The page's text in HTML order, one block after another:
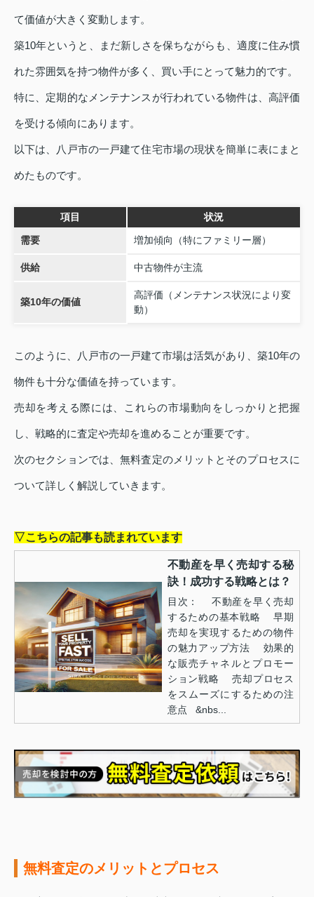
て価値が大きく変動します。
築10年というと、まだ新しさを保ちながらも、適度に住み慣
れた雰囲気を持つ物件が多く、買い手にとって魅力的です。
特に、定期的なメンテナンスが行われている物件は、高評価
を受ける傾向にあります。
以下は、八戸市の一戸建て住宅市場の現状を簡単に表にまと
めたものです。
項目 状況
需要 増加傾向（特にファミリー層）
供給 中古物件が主流
築10年の価値
高評価（メンテナンス状況により変
動）
このように、八戸市の一戸建て市場は活気があり、築10年の
物件も十分な価値を持っています。
売却を考える際には、これらの市場動向をしっかりと把握
し、戦略的に査定や売却を進めることが重要です。
次のセクションでは、無料査定のメリットとそのプロセスに
ついて詳しく解説していきます。
▽こちらの記事も読まれています
不動産を早く売却する秘
訣！成功する戦略とは？
目次： 不動産を早く売却
するための基本戦略 早期
売却を実現するための物件
の魅力アップ方法 効果的
な販売チャネルとプロモー
ション戦略 売却プロセス
をスムーズにするための注
意点 &nbs...
無料査定のメリットとプロセス